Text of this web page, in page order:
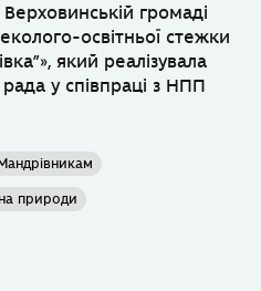
громаді
освітньої стежки
який реалізувала
у співпраці з НПП
Мандрівникам
природи